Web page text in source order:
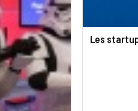
Les